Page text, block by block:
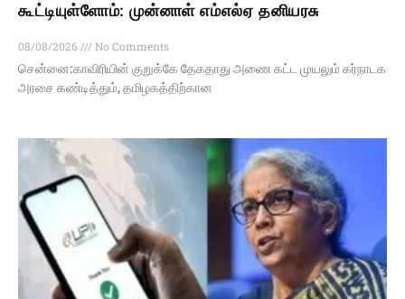
கூட்டியுள்ளோம்: முன்னாள் எம்எல்ஏ தனியரசு
08/08/2026
No Comments
சென்னை:காவிரியின் குறுக்கே தேகதாது அணை கட்ட முயலும் கர்நாடக
அரசை கண்டித்தும், தமிழகத்திற்கான